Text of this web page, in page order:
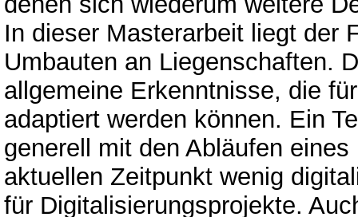
In dieser Masterarbeit liegt der
Umbauten an Liegenschaften.
allgemeine Erkenntnisse, die
adaptiert werden können. Ein
generell mit den Abläufen
aktuellen Zeitpunkt wenig
für Digitalisierungsprojekte.